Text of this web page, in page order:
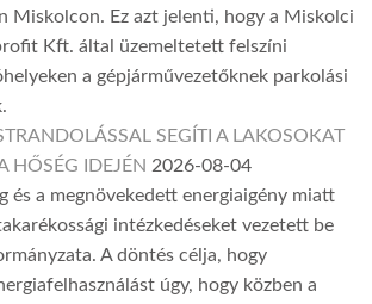
Miskolcon. Ez azt jelenti, hogy a Miskolci
Kft. által üzemeltetett felszíni
a gépjárművezetőknek parkolási
SEGÍTI A LAKOSOKAT
HŐSÉG IDEJÉN 2026-08-04
és a megnövekedett energiaigény miatt
intézkedéseket vezetett be
A döntés célja, hogy
úgy, hogy közben a